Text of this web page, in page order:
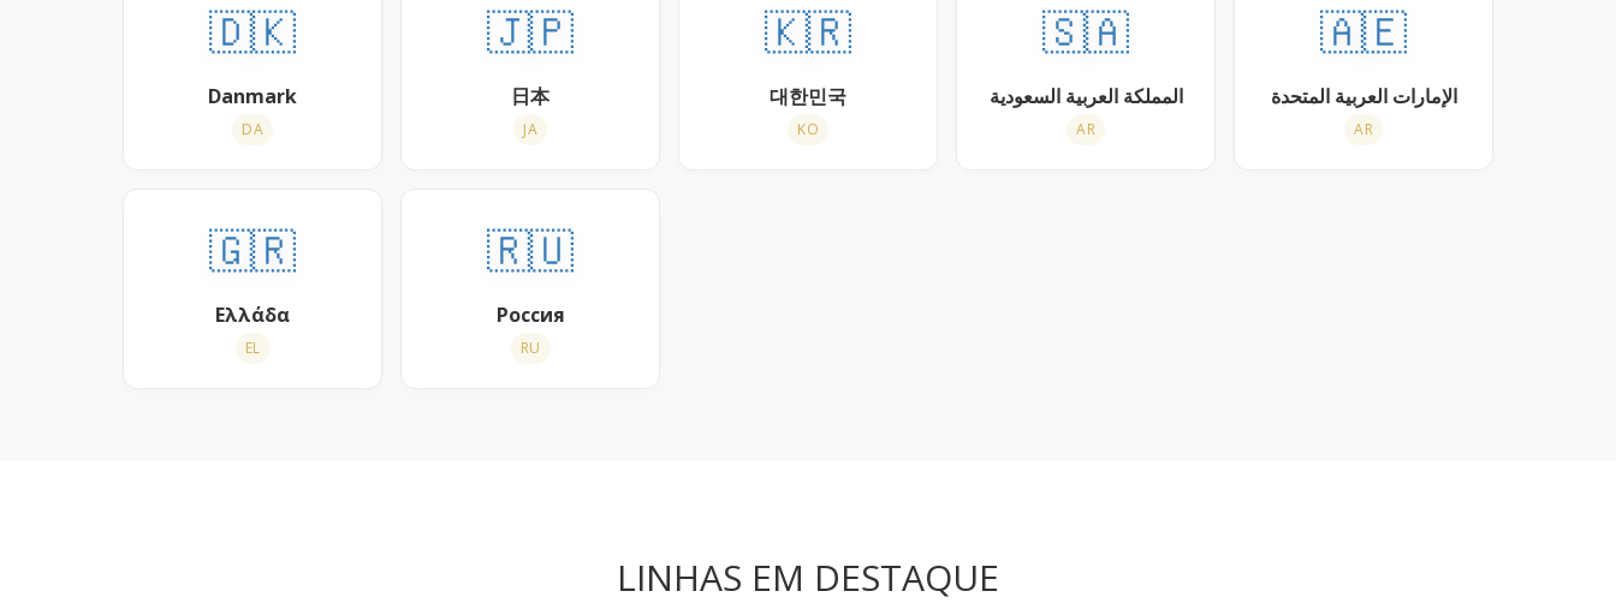
🇩🇰
Danmark
DA
🇯🇵
日本
JA
🇰🇷
대한민국
KO
🇸🇦
المملكة العربية السعودية
AR
🇦🇪
الإمارات العربية المتحدة
AR
🇬🇷
Ελλάδα
EL
🇷🇺
Россия
RU
LINHAS EM DESTAQUE